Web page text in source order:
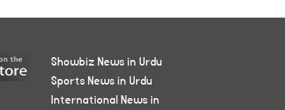
Showbiz News in Urdu
Sports News in Urdu
International News in